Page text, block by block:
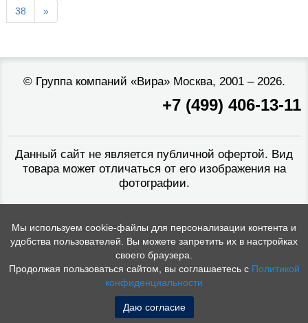
38 »
© Группа компаний «Вира»Москва, 2001 – 2026.
+7 (499) 406-13-11
Данный сайт не является публичной офертой. Вид
товара может отличаться от его изображения на
фотографии.
Мы используем cookie-файлы для персонализации контента и
удобства пользователей. Вы можете запретить их в настройках
своего браузера.
Продолжая пользоваться сайтом, вы соглашаетесь с Политикой
конфиденциальности
Даю согласие